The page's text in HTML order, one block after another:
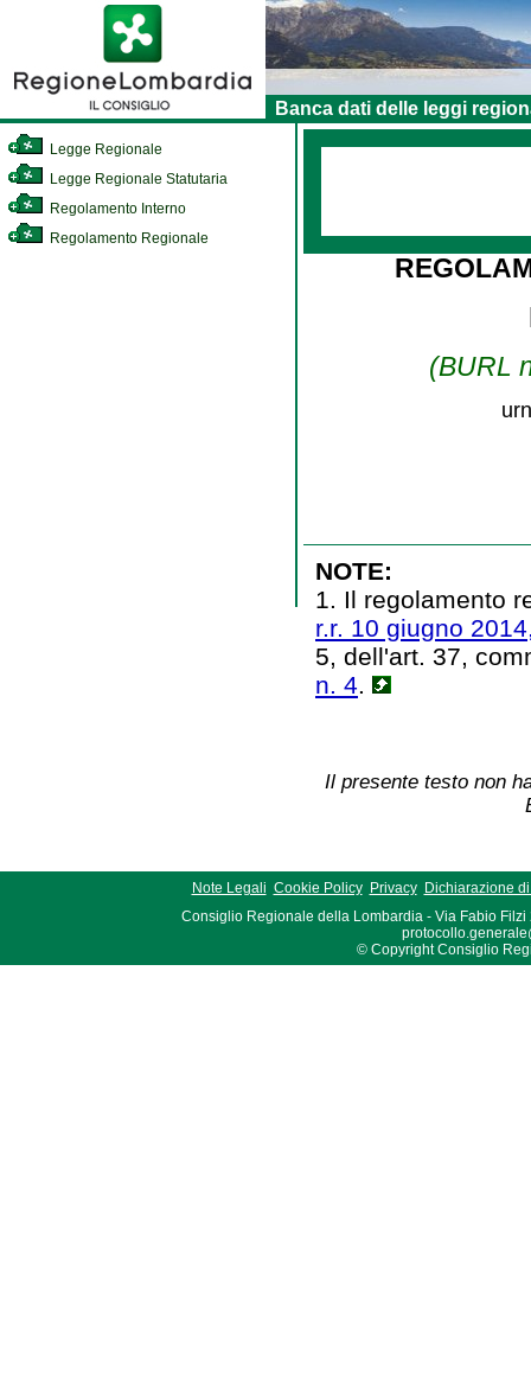
Banca dati delle leggi
Legge Regionale
Legge Regionale Statutaria
Regolamento Interno
Regolamento Regionale
(BURL
NOTE:
1. Il regolamento
r.r. 10 giugno
5, dell'art. 37,
n. 4.
Il presente testo non
Note Legali Cookie Policy Privacy
Dichiarazione
Consiglio Regionale della Lombardia - Via Fabio Filzi
© Copyright Consiglio